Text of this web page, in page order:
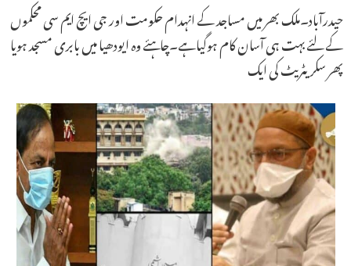
حیدرآباد۔ملک بھر میں مساجد کے انہدام حکومت اور جی ایچ ایم سی محکموں
کے لئے بہت ہی آسان کام ہوگیاہے۔چاہئے وہ ایودھیا میں بابری مسجد ہویا
پھر سکریٹریٹ کی ایک